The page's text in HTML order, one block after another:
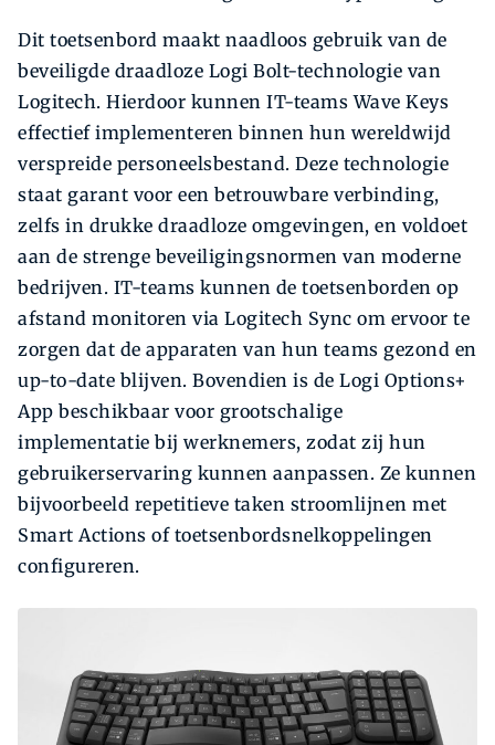
Dit toetsenbord maakt naadloos gebruik van de
beveiligde draadloze Logi Bolt-technologie van
Logitech. Hierdoor kunnen IT-teams Wave Keys
effectief implementeren binnen hun wereldwijd
verspreide personeelsbestand. Deze technologie
staat garant voor een betrouwbare verbinding,
zelfs in drukke draadloze omgevingen, en voldoet
aan de strenge beveiligingsnormen van moderne
bedrijven. IT-teams kunnen de toetsenborden op
afstand monitoren via Logitech Sync om ervoor te
zorgen dat de apparaten van hun teams gezond en
up-to-date blijven. Bovendien is de Logi Options+
App beschikbaar voor grootschalige
implementatie bij werknemers, zodat zij hun
gebruikerservaring kunnen aanpassen. Ze kunnen
bijvoorbeeld repetitieve taken stroomlijnen met
Smart Actions of toetsenbordsnelkoppelingen
configureren.